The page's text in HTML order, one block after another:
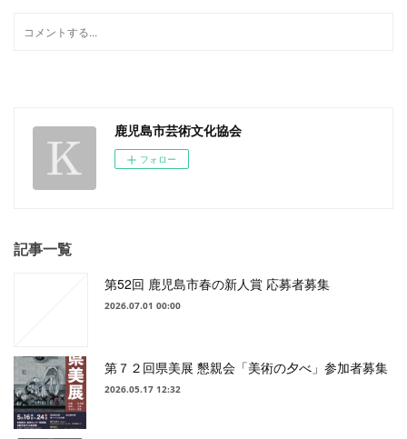
鹿児島市芸術文化協会
フォロー
記事一覧
第52回 鹿児島市春の新人賞 応募者募集
2026.07.01 00:00
第７２回県美展 懇親会「美術の夕べ」参加者募集
2026.05.17 12:32